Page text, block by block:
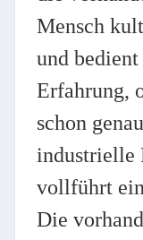
Mensch
und
Erfahrung,
schon
industrielle
vollführt
Die